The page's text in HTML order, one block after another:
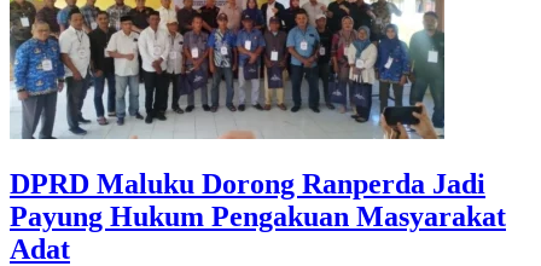
DPRD Maluku Dorong Ranperda Jadi
Payung Hukum Pengakuan Masyarakat
Adat